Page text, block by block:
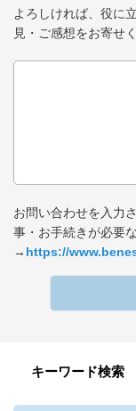
よろしければ、役に
見・ご感想をお寄せ
お問い合わせを入力
事・お手続きが必要
→ https://
キーワード検索